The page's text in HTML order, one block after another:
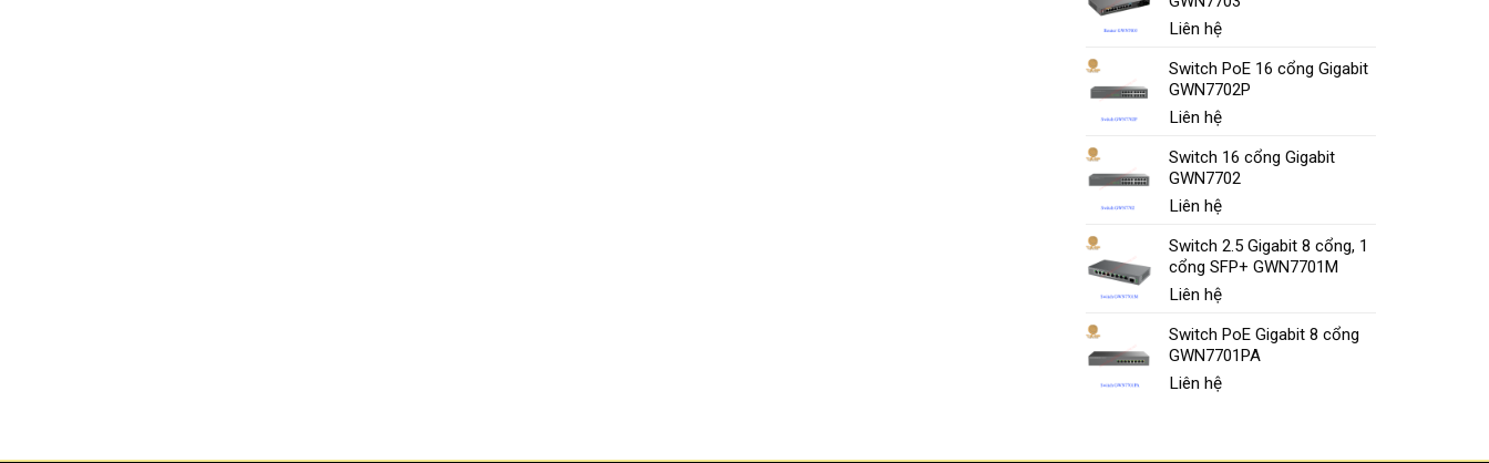
Liên hệ
Switch PoE 16 cổng Gigabit
GWN7702P
Liên hệ
Switch 16 cổng Gigabit
GWN7702
Liên hệ
Switch 2.5 Gigabit 8 cổng, 1
cổng SFP+ GWN7701M
Liên hệ
Switch PoE Gigabit 8 cổng
GWN7701PA
Liên hệ